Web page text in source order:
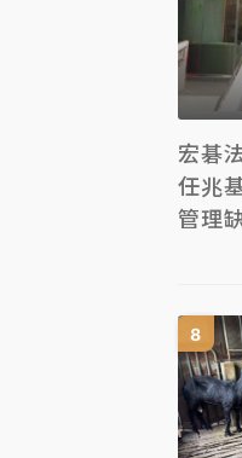
宏碁
任兆
管理